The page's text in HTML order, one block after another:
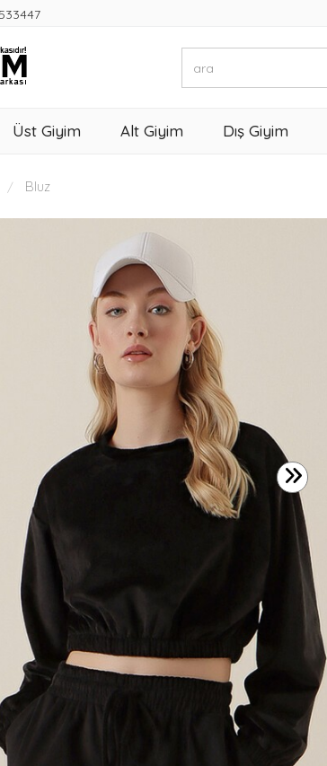
Üst Giyim Alt Giyim Dış Giyim
Bluz